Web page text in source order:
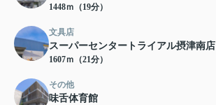
1448ｍ（19分）
文具店
スーパーセンタートライアル摂津南店
1607ｍ（21分）
その他
味舌体育館